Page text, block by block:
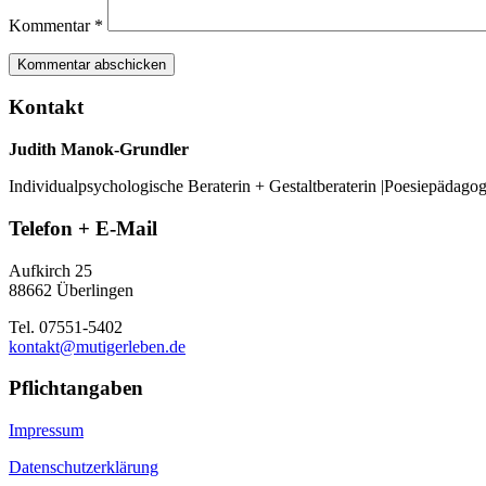
Kommentar *
Kontakt
Judith Manok-Grundler
Individualpsychologische Beraterin + Gestaltberaterin
Telefon + E-Mail
Aufkirch 25
88662 Überlingen
Tel. 07551-5402
kontakt@mutigerleben.de
Pflichtangaben
Impressum
Datenschutzerklärung